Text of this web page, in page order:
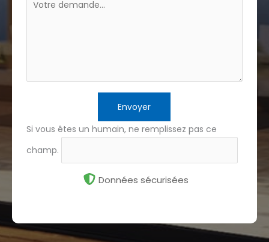
Envoyer
Si vous êtes un humain, ne remplissez pas ce
champ.
Données sécurisées